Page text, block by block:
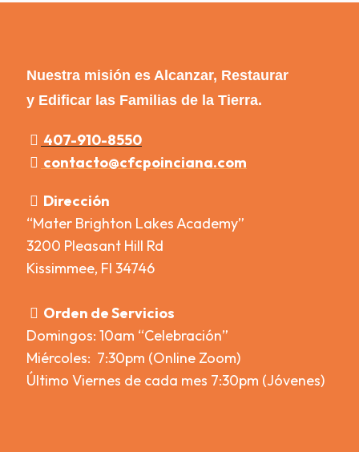
Nuestra misión es Alcanzar, Restaurar
y Edificar las Familias de la Tierra.
407-910-8550
contacto@cfcpoinciana.com
Dirección
“Mater Brighton Lakes Academy”
3200 Pleasant Hill Rd
Kissimmee, Fl 34746
Orden de Servicios
Domingos: 10am “Celebración”
Miércoles: 7:30pm (Online Zoom)
Último Viernes de cada mes 7:30pm (Jóvenes)